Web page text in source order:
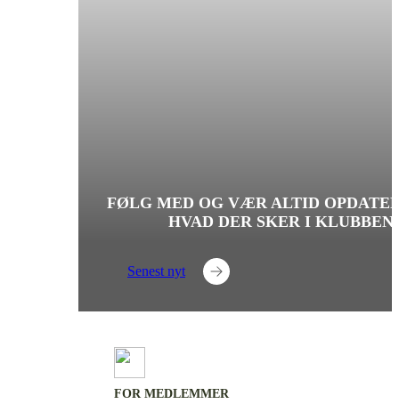
FØLG MED OG VÆR ALTID
HVAD DER SKER I KLUBBEN.
Senest nyt
FOR MEDLEMMER